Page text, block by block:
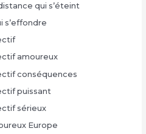
qui s’éteint
s’effondre
amoureux
conséquences
puissant
sérieux
Europe